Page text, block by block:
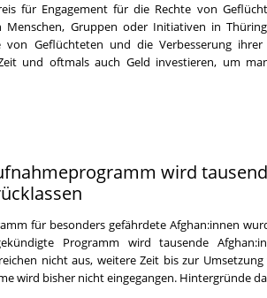
für Engagement für die Rechte von
Gruppen oder Initiativen in
Geflüchteten und die Verbesserung ihrer
und oftmals auch Geld investieren, um
wird
für besonders gefährdete Afghan:innen
Programm wird tausende
nicht aus, weitere Zeit bis zur
wird bisher nicht eingegangen. Hintergründe